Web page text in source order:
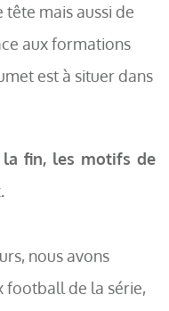
mais aussi de
aux formations
est à situer dans
fin, les motifs de
nous avons
football de la série,